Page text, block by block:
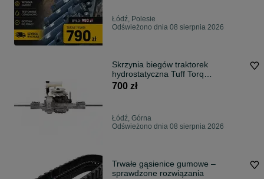
Łódź, Polesie
Odświeżono dnia 08 sierpnia 2026
Skrzynia biegów traktorek
hydrostatyczna Tuff Torq
regeneracja serwis
700 zł
Łódź, Górna
Odświeżono dnia 08 sierpnia 2026
Trwałe gąsienice gumowe –
sprawdzone rozwiązania